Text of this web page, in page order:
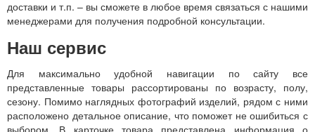
доставки и т.п. – вы сможете в любое время связаться с нашими
менеджерами для получения подробной консультации.
Наш сервис
Для максимально удобной навигации по сайту все
представленные товары рассортированы по возрасту, полу,
сезону. Помимо наглядных фотографий изделий, рядом с ними
расположено детальное описание, что поможет не ошибиться с